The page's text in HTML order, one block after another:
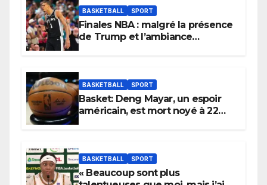
BASKETBALL SPORT
Finales NBA : malgré la présence
de Trump et l’ambiance
BASKETBALL SPORT
Basket: Deng Mayar, un espoir
américain, est mort noyé à 22
BASKETBALL SPORT
« Beaucoup sont plus